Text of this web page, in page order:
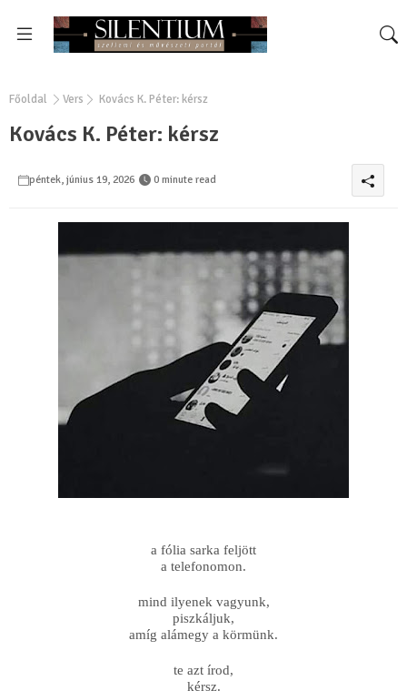
Főoldal Vers Kovács K. Péter: kérsz
Kovács K. Péter: kérsz
péntek, június 19, 2026 0 minute read
a fólia sarka feljött
a telefonomon.
mind ilyenek vagyunk,
piszkáljuk,
amíg alámegy a körmünk.
te azt írod,
kérsz.